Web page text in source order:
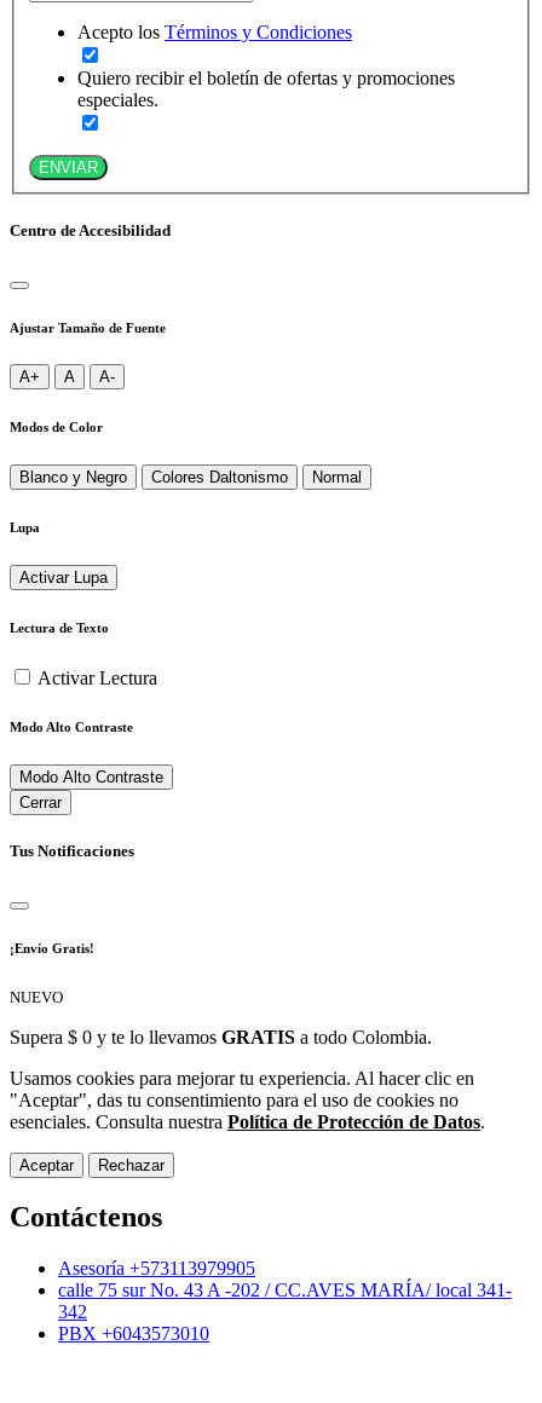
Acepto los Términos y Condiciones
Quiero recibir el boletín de ofertas y promociones
especiales.
ENVIAR
Centro de Accesibilidad
Ajustar Tamaño de Fuente
A+ A A-
Modos de Color
Blanco y Negro Colores Daltonismo Normal
Lupa
Activar Lupa
Lectura de Texto
Activar Lectura
Modo Alto Contraste
Modo Alto Contraste
Cerrar
Tus Notificaciones
¡Envío Gratis!
NUEVO
Supera $ 0 y te lo llevamos GRATIS a todo Colombia.
Usamos cookies para mejorar tu experiencia. Al hacer clic en
"Aceptar", das tu consentimiento para el uso de cookies no
esenciales. Consulta nuestra Política de Protección de Datos.
Aceptar Rechazar
Contáctenos
Asesoría +573113979905
calle 75 sur No. 43 A -202 / CC.AVES MARÍA/ local 341-
342
PBX +6043573010